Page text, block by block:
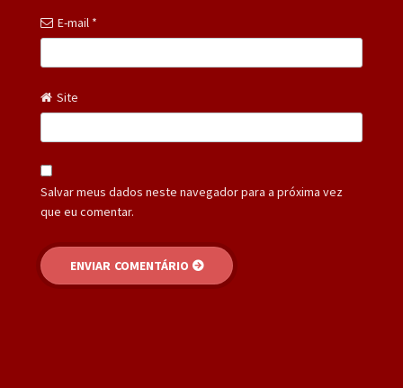
E-mail *
Site
Salvar meus dados neste navegador para a próxima vez
que eu comentar.